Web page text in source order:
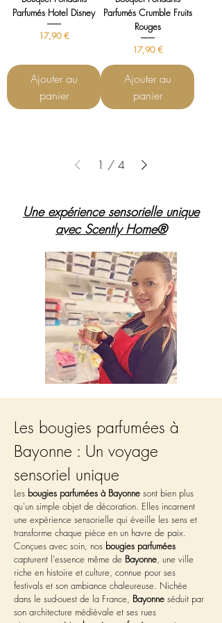
Parfumés Hotel Disney
Prix
17,90 €
Ajouter au
panier
Parfumés Crumble Fruits
Rouges
Prix
17,90 €
Ajouter au
panier
1 / 4
Une expérience sensorielle unique
avec Scently Home®
Les bougies parfumées à
Bayonne : Un voyage
sensoriel unique
Les bougies parfumées à Bayonne sont bien plus
qu'un simple objet de décoration. Elles incarnent
une expérience sensorielle qui éveille les sens et
transforme chaque pièce en un havre de paix.
Conçues avec soin, nos bougies parfumées
capturent l'essence même de Bayonne, une ville
riche en histoire et culture, connue pour ses
festivals et son ambiance chaleureuse. Nichée
dans le sud-ouest de la France, Bayonne séduit par
son architecture médiévale et ses rues